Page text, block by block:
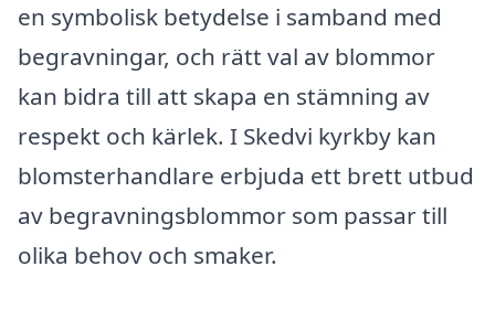
en symbolisk betydelse i samband med
begravningar, och rätt val av blommor
kan bidra till att skapa en stämning av
respekt och kärlek. I Skedvi kyrkby kan
blomsterhandlare erbjuda ett brett utbud
av begravningsblommor som passar till
olika behov och smaker.